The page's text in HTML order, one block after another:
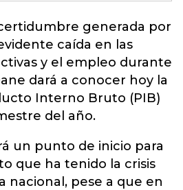
generada por
caída en las
y el empleo durante
dará a conocer hoy la
Interno Bruto (PIB)
del año.
un punto de inicio para
que ha tenido la crisis
nacional, pese a que en